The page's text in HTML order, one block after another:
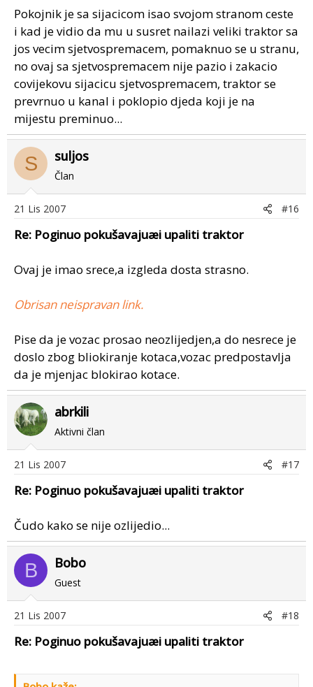
Pokojnik je sa sijacicom isao svojom stranom ceste
i kad je vidio da mu u susret nailazi veliki traktor sa
jos vecim sjetvospremacem, pomaknuo se u stranu,
no ovaj sa sjetvospremacem nije pazio i zakacio
covijekovu sijacicu sjetvospremacem, traktor se
prevrnuo u kanal i poklopio djeda koji je na
mijestu preminuo...
S suljos
Član
21 Lis 2007 #16
Re: Poginuo pokušavajuæi upaliti traktor
Ovaj je imao srece,a izgleda dosta strasno.
Obrisan neispravan link.
Pise da je vozac prosao neozlijedjen,a do nesrece je
doslo zbog bliokiranje kotaca,vozac predpostavlja
da je mjenjac blokirao kotace.
abrkili
Aktivni član
21 Lis 2007 #17
Re: Poginuo pokušavajuæi upaliti traktor
Čudo kako se nije ozlijedio...
B Bobo
Guest
21 Lis 2007 #18
Re: Poginuo pokušavajuæi upaliti traktor